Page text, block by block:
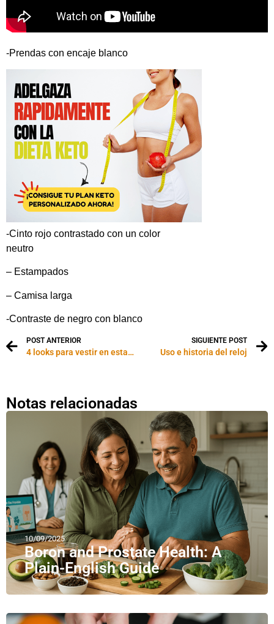
-Prendas con encaje blanco
-Cinto rojo contrastado con un color
neutro
– Estampados
– Camisa larga
-Contraste de negro con blanco
POST ANTERIOR
4 looks para vestir en estas fiestas
SIGUIENTE POST
Uso e historia del reloj
Notas relacionadas
10/09/2025
Boron and Prostate Health: A
Plain-English Guide